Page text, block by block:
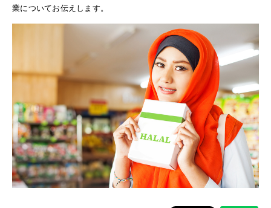
業についてお伝えします。